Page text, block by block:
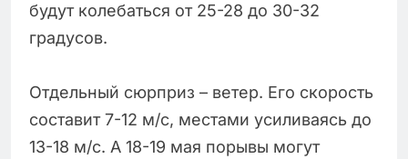
будут колебаться от 25-28 до 30-32
градусов.
Отдельный сюрприз – ветер. Его скорость
составит 7-12 м/с, местами усиливаясь до
13-18 м/с. А 18-19 мая порывы могут